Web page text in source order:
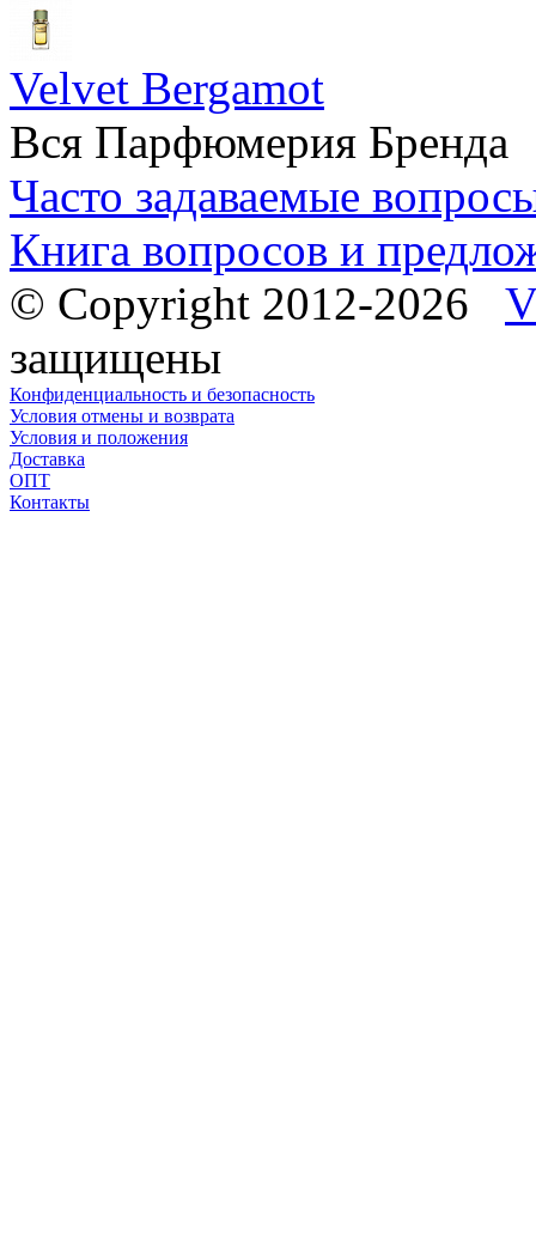
Velvet Bergamot
Вся Парфюмерия Бренда
Часто задаваемые
Книга вопросов и
© Copyright 2012-2026
защищены
Конфиденциальность и безопасность
Условия отмены и возврата
Условия и положения
Доставка
ОПТ
Контакты